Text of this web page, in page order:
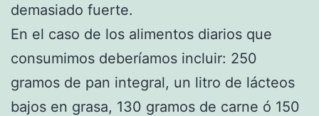
demasiado fuerte.
En el caso de los alimentos diarios que
consumimos deberíamos incluir: 250
gramos de pan integral, un litro de lácteos
bajos en grasa, 130 gramos de carne ó 150